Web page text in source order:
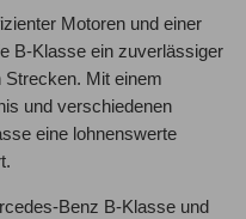
Motoren und einer
B-Klasse ein zuverlässiger
Strecken. Mit einem
und verschiedenen
eine lohnenswerte
Benz B-Klasse und